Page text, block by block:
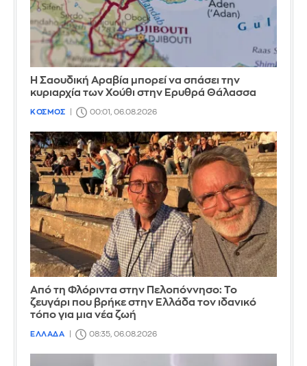
Η Σαουδική Αραβία μπορεί να σπάσει την
κυριαρχία των Χούθι στην Ερυθρά Θάλασσα
ΚΟΣΜΟΣ 00:01, 06.08.2026
Από τη Φλόριντα στην Πελοπόννησο: Το
ζευγάρι που βρήκε στην Ελλάδα τον ιδανικό
τόπο για μια νέα ζωή
ΕΛΛΑΔΑ 08:35, 06.08.2026